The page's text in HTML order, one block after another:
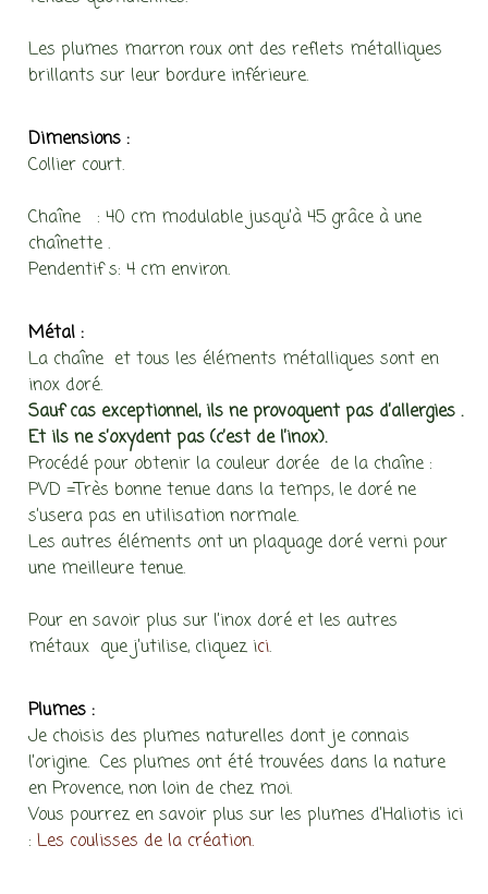
Les plumes marron roux ont des reflets métalliques
brillants sur leur bordure inférieure.
Dimensions :
Collier court.
Chaîne : 40 cm modulable jusqu’à 45 grâce à une
chaînette .
Pendentif s: 4 cm environ.
Métal :
La chaîne et tous les éléments métalliques sont en
inox doré.
Sauf cas exceptionnel, ils ne provoquent pas d’allergies .
Et ils ne s’oxydent pas (c’est de l’inox).
Procédé pour obtenir la couleur dorée de la chaîne :
PVD =Très bonne tenue dans la temps, le doré ne
s’usera pas en utilisation normale.
Les autres éléments ont un plaquage doré verni pour
une meilleure tenue.
Pour en savoir plus sur l’inox doré et les autres
métaux que j’utilise, cliquez ici.
Plumes :
Je choisis des plumes naturelles dont je connais
l’origine. Ces plumes ont été trouvées dans la nature
en Provence, non loin de chez moi.
Vous pourrez en savoir plus sur les plumes d’Haliotis ici
:Les coulisses de la création.